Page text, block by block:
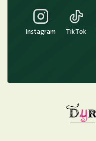
Instagram TikTok